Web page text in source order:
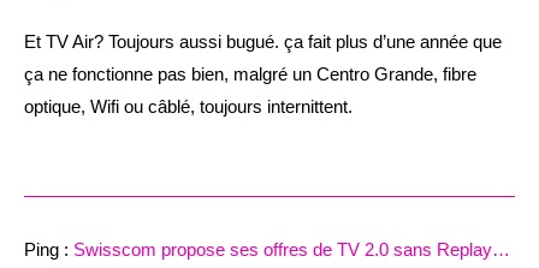
Et TV Air? Toujours aussi bugué. ça fait plus d’une année que
ça ne fonctionne pas bien, malgré un Centro Grande, fibre
optique, Wifi ou câblé, toujours internittent.
Ping : Swisscom propose ses offres de TV 2.0 sans Replay…